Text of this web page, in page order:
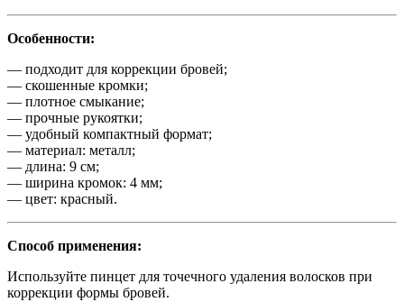
Особенности:
— подходит для коррекции бровей;
— скошенные кромки;
— плотное смыкание;
— прочные рукоятки;
— удобный компактный формат;
— материал: металл;
— длина: 9 см;
— ширина кромок: 4 мм;
— цвет: красный.
Способ применения:
Используйте пинцет для точечного удаления волосков при
коррекции формы бровей.